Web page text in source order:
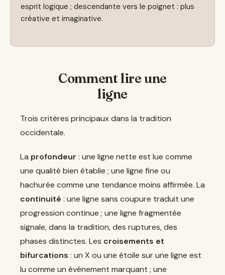
esprit logique ; descendante vers le poignet : plus
créative et imaginative.
Comment lire une
ligne
Trois critères principaux dans la tradition
occidentale.
La profondeur : une ligne nette est lue comme
une qualité bien établie ; une ligne fine ou
hachurée comme une tendance moins affirmée. La
continuité : une ligne sans coupure traduit une
progression continue ; une ligne fragmentée
signale, dans la tradition, des ruptures, des
phases distinctes. Les croisements et
bifurcations : un X ou une étoile sur une ligne est
lu comme un événement marquant ; une